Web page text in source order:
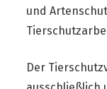
und
Der